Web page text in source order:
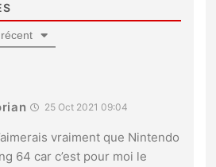
25 Oct 2021 09:04
vraiment que Nintendo
64 car c’est pour moi le